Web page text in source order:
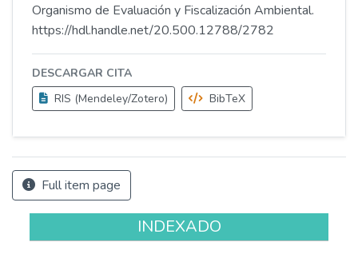
Organismo de Evaluación y Fiscalización Ambiental.
https://hdl.handle.net/20.500.12788/2782
DESCARGAR CITA
RIS (Mendeley/Zotero)
BibTeX
Full item page
INDEXADO